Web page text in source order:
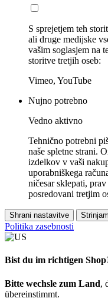
S sprejetjem teh
ali druge medijske
vašim soglasjem na
storitve tretjih oseb:
Vimeo, YouTube
Nujno potrebno
Vedno aktivno
Tehnično potrebni
naše spletne strani.
izdelkov v vaši
uporabniškega
ničesar sklepati,
posredovani tretjim
Shrani nastavitve
Politika zasebnosti
Bist du im richtigen
Bitte wechsle zum Land,
übereinstimmt.